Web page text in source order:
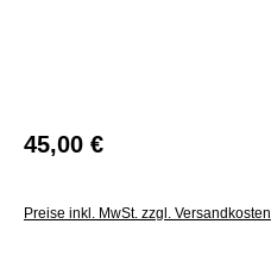
Regulärer Preis:
45,00 €
Preise inkl. MwSt. zzgl. Versandkosten